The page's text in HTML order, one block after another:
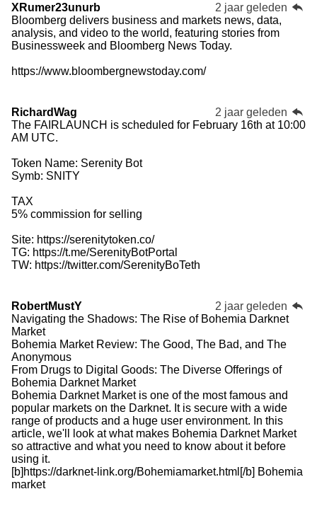
XRumer23unurb
2 jaar geleden
Bloomberg delivers business and markets news, data,
analysis, and video to the world, featuring stories from
Businessweek and Bloomberg News Today.
https://www.bloombergnewstoday.com/
RichardWag
2 jaar geleden
The FAIRLAUNCH is scheduled for February 16th at 10:00
AM UTC.
Token Name: Serenity Bot
Symb: SNITY
TAX
5% commission for selling
Site: https://serenitytoken.co/
TG: https://t.me/SerenityBotPortal
TW: https://twitter.com/SerenityBoTeth
RobertMustY
2 jaar geleden
Navigating the Shadows: The Rise of Bohemia Darknet
Market
Bohemia Market Review: The Good, The Bad, and The
Anonymous
From Drugs to Digital Goods: The Diverse Offerings of
Bohemia Darknet Market
Bohemia Darknet Market is one of the most famous and
popular markets on the Darknet. It is secure with a wide
range of products and a huge user environment. In this
article, we'll look at what makes Bohemia Darknet Market
so attractive and what you need to know about it before
using it.
[b]https://darknet-link.org/Bohemiamarket.html[/b] Bohemia
market